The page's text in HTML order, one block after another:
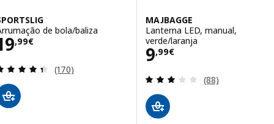
de bola/baliza
,99€ 19,99€
Avaliação: 4.4 fora de 5 estrelas. Total de
(170)
MAJBAGGE
Lanterna LED, manual,
verde/laranja
9,99€
Preço 9,99€
Avaliação: 3.1
(88)